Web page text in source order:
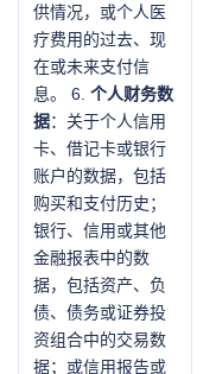
供情况，或个人医
疗费用的过去、现
在或未来支付信
息。 6. 个人财务数
据：关于个人信用
卡、借记卡或银行
账户的数据，包括
购买和支付历史；
银行、信用或其他
金融报表中的数
据，包括资产、负
债、债务或证券投
资组合中的交易数
据；或信用报告或